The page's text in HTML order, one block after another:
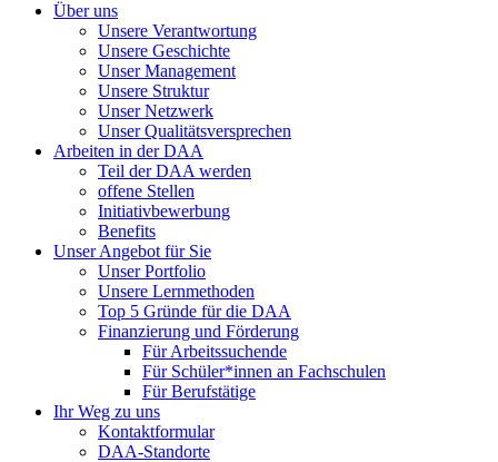
Über uns
Unsere Verantwortung
Unsere Geschichte
Unser Management
Unsere Struktur
Unser Netzwerk
Unser Qualitätsversprechen
Arbeiten in der DAA
Teil der DAA werden
offene Stellen
Initiativbewerbung
Benefits
Unser Angebot für Sie
Unser Portfolio
Unsere Lernmethoden
Top 5 Gründe für die DAA
Finanzierung und Förderung
Für Arbeitssuchende
Für Schüler*innen an Fachschulen
Für Berufstätige
Ihr Weg zu uns
Kontaktformular
DAA-Standorte